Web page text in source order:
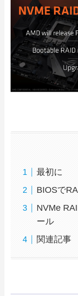
最初に
BIOSで
NVMe
ール
関連記事